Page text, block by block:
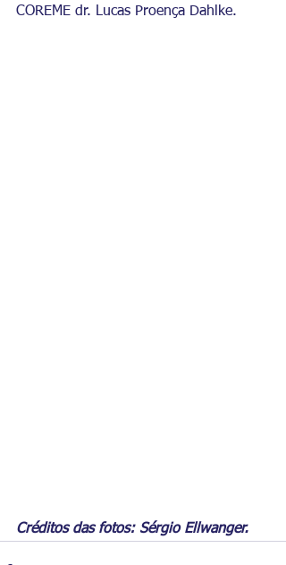
COREME dr. Lucas Proença Dahlke.
Créditos das fotos: Sérgio Ellwanger.